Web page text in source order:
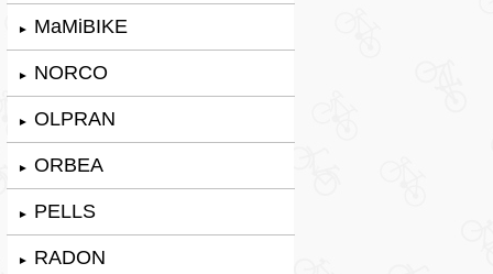
► MaMiBIKE
► NORCO
► OLPRAN
► ORBEA
► PELLS
► RADON